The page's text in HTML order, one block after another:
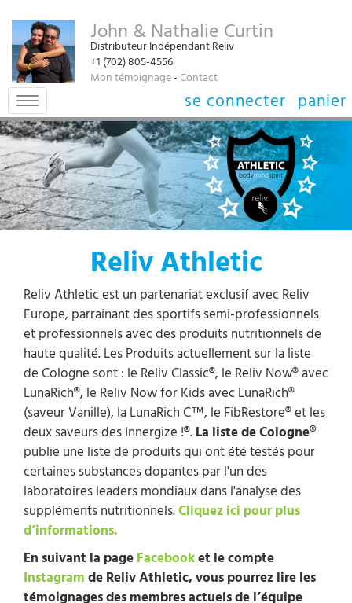
John & Nathalie Curtin
Distributeur Indépendant Reliv
+1 (702) 805-4556‬
Mon témoignage-Contact
Toggle
navigation
panier
se connecter
Reliv Athletic
Reliv Athletic est un partenariat exclusif avec Reliv
Europe, parrainant des sportifs semi-professionnels
et professionnels avec des produits nutritionnels de
haute qualité. Les Produits actuellement sur la liste
de Cologne sont : le Reliv Classic®, le Reliv Now® avec
LunaRich®, le Reliv Now for Kids avec LunaRich®
(saveur Vanille), la LunaRich C™, le FibRestore® et les
deux saveurs des Innergize !®.La liste de Cologne®
publie une liste de produits qui ont été testés pour
certaines substances dopantes par l'un des
laboratoires leaders mondiaux dans l'analyse des
suppléments nutritionnels.Cliquez ici pour plus
d’informations.
En suivant la pageFacebooket le compte
Instagramde Reliv Athletic, vous pourrez lire les